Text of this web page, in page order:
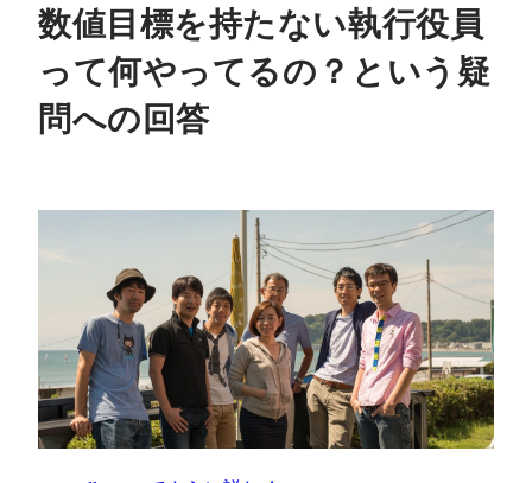
数値目標を持たない執行役員
って何やってるの？という疑
問への回答